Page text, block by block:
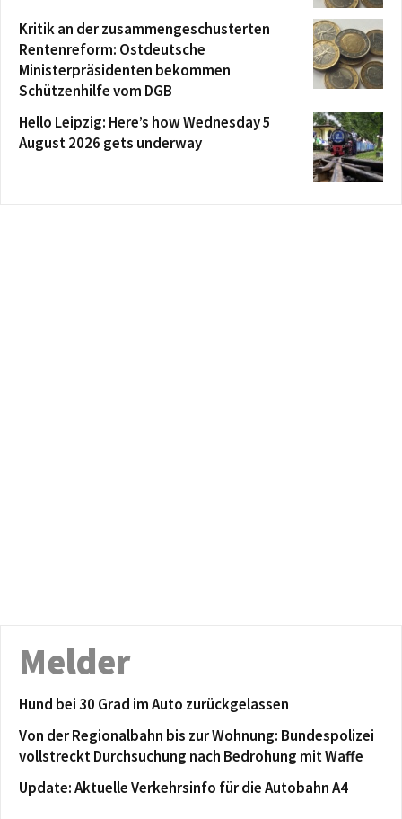
Kritik an der zusammengeschusterten
Rentenreform: Ostdeutsche
Ministerpräsidenten bekommen
Schützenhilfe vom DGB
Hello Leipzig: Here’s how Wednesday 5
August 2026 gets underway
Melder
Hund bei 30 Grad im Auto zurückgelassen
Von der Regionalbahn bis zur Wohnung: Bundespolizei
vollstreckt Durchsuchung nach Bedrohung mit Waffe
Update: Aktuelle Verkehrsinfo für die Autobahn A4